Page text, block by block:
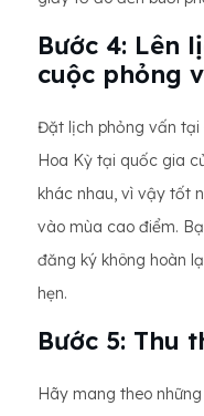
Bước 4: Lên
cuộc phỏng
Đặt lịch phỏng vấn tại
Hoa Kỳ tại quốc gia
khác nhau, vì vậy tốt
vào mùa cao điểm.
đăng ký không hoàn
hẹn.
Bước 5: Thu
Hãy mang theo